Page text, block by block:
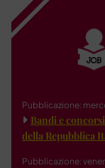
Pubblicazione:
Bandi e
della Repubblica
Pubblicazione: